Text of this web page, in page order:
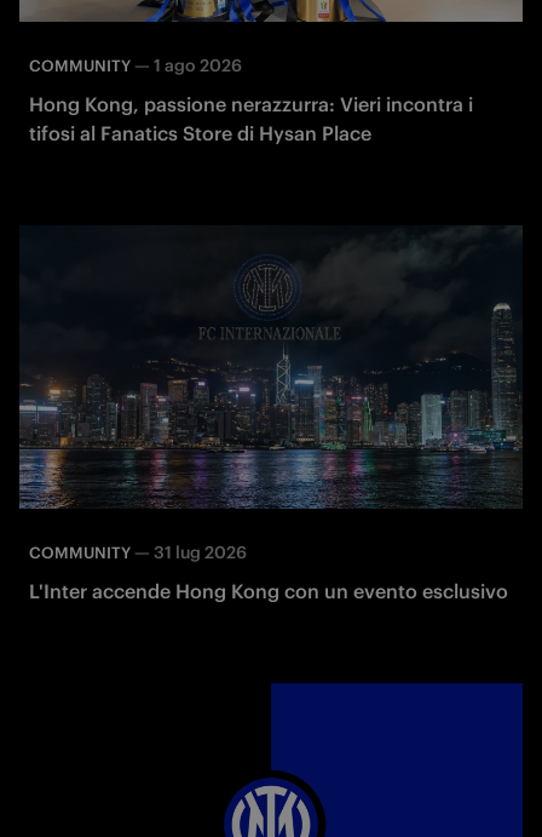
COMMUNITY — 1 ago 2026
Hong Kong, passione nerazzurra: Vieri incontra i
tifosi al Fanatics Store di Hysan Place
COMMUNITY — 31 lug 2026
L'Inter accende Hong Kong con un evento esclusivo